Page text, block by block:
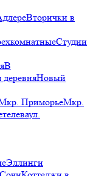
Вторички в
Студии
В
Новый
ПриморьеМкр.
ул.
Эллинги